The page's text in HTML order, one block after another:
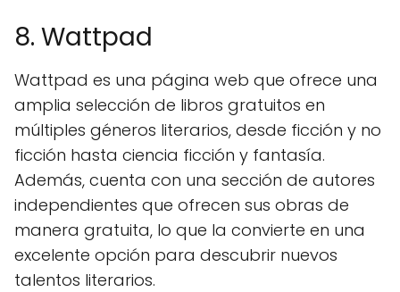
8. Wattpad
Wattpad es una página web que ofrece una
amplia selección de libros gratuitos en
múltiples géneros literarios, desde ficción y no
ficción hasta ciencia ficción y fantasía.
Además, cuenta con una sección de autores
independientes que ofrecen sus obras de
manera gratuita, lo que la convierte en una
excelente opción para descubrir nuevos
talentos literarios.